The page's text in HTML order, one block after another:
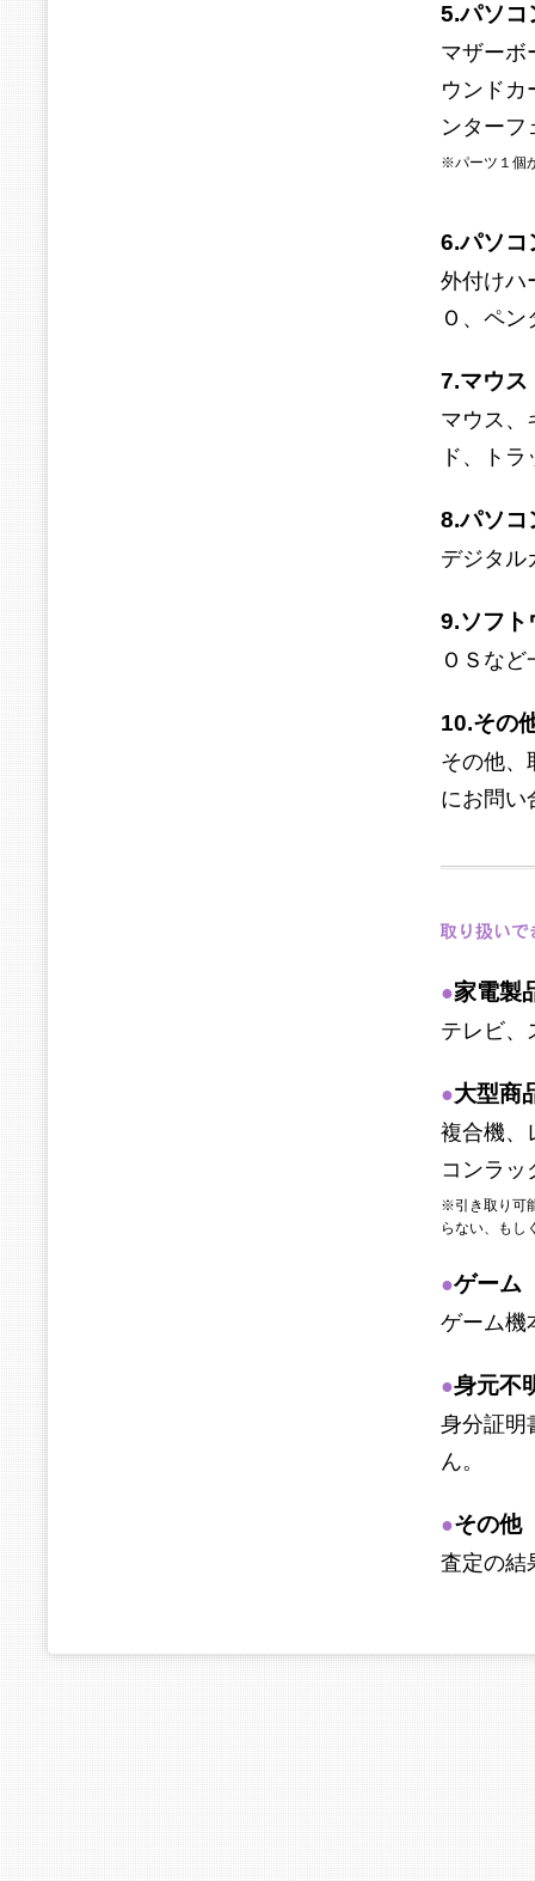
5.パソコ
マザーボ
ウンドカ
ンター
※パーツ１個
6.パソコ
外付けハ
Ｏ、ペ
7.マウス
マウス、
ド、ト
8.パソコ
デジタル
9.ソフト
ＯＳな
10.その
その他、
にお問い
●家電製
テレビ
●大型商
複合機、
コンラ
※引き取り可
らない、もし
●ゲーム
ゲーム機
●身元不
身分証明
ん。
●その他
査定の結